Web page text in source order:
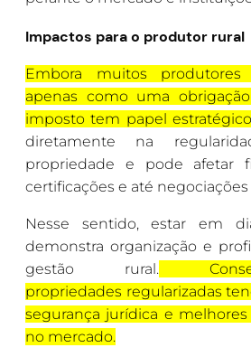
Impactos para o produtor rural
Embora muitos
apenas como uma
imposto tem papel estratégico
diretamente na
propriedade e pode afetar
certificações e até
Nesse sentido, estar em
demonstra organização e
gestão rural.
propriedades regularizadas
segurança jurídica e
no mercado.